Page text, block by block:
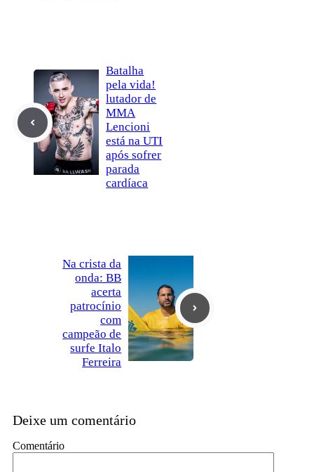
Batalha
pela vida!
lutador de
MMA
Lencioni
está na UTI
após sofrer
parada
cardíaca
Na crista da
onda: BB
acerta
patrocínio
com
campeão de
surfe Italo
Ferreira
Deixe um comentário
Comentário